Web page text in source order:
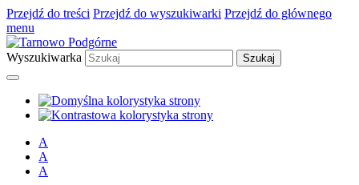
Przejdź do treści Przejdź do wyszukiwarki Przejdź do głównego
menu
Wyszukiwarka
A
A
A